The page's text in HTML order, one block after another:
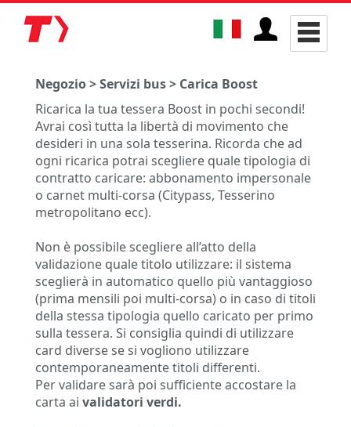
Negozio > Servizi bus > Carica Boost
Ricarica la tua tessera Boost in pochi secondi!
Avrai così tutta la libertà di movimento che
desideri in una sola tesserina. Ricorda che ad
ogni ricarica potrai scegliere quale tipologia di
contratto caricare: abbonamento impersonale
o carnet multi-corsa (Citypass, Tesserino
metropolitano ecc).
Non è possibile scegliere all’atto della
validazione quale titolo utilizzare: il sistema
sceglierà in automatico quello più vantaggioso
(prima mensili poi multi-corsa) o in caso di titoli
della stessa tipologia quello caricato per primo
sulla tessera. Si consiglia quindi di utilizzare
card diverse se si vogliono utilizzare
contemporaneamente titoli differenti.
Per validare sarà poi sufficiente accostare la
carta ai validatori verdi.